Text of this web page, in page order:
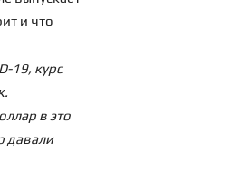
и что
19, курс
в это
давали